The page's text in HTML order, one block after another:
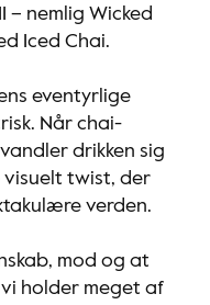
– nemlig Wicked
Iced Chai.
eventyrlige
Når chai-
drikken sig
visuelt twist, der
verden.
mod og at
holder meget af